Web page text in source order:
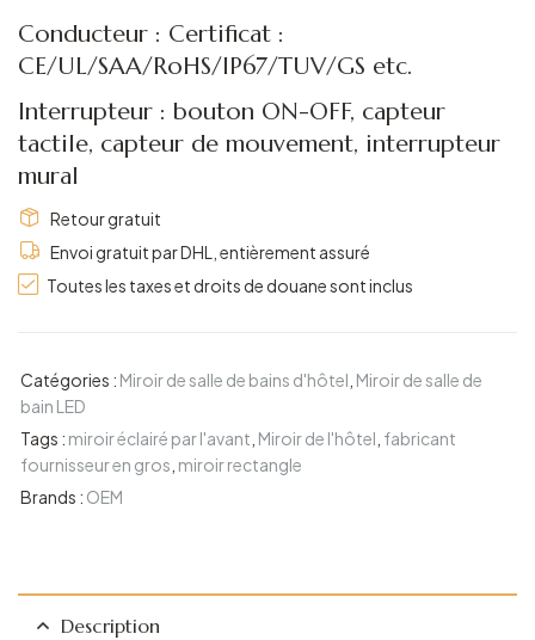
Conducteur : Certificat :
CE/UL/SAA/RoHS/IP67/TUV/GS etc.
Interrupteur : bouton ON-OFF, capteur
tactile, capteur de mouvement, interrupteur
mural
Retour gratuit
Envoi gratuit par DHL, entièrement assuré
Toutes les taxes et droits de douane sont inclus
Catégories : Miroir de salle de bains d'hôtel Miroir de salle de
bain LED
Tags : miroir éclairé par l'avant Miroir de l'hôtel fabricant
fournisseur en gros miroir rectangle
Brands : OEM
Description